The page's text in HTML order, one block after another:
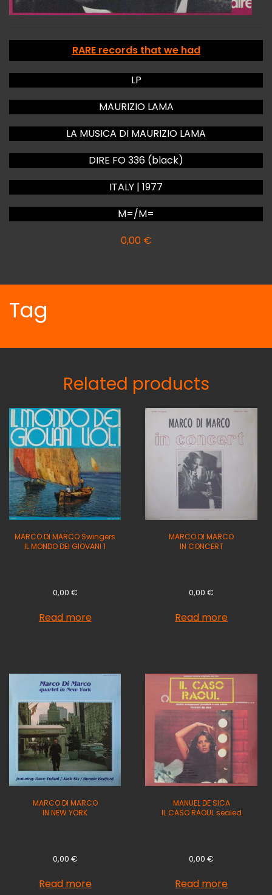
RARE records that we had
LP
MAURIZIO LAMA
LA MUSICA DI MAURIZIO LAMA
DIRE FO 336 (black)
ITALY | 1977
M=/M=
0,00 €
Tag
Related products
MARCO DI MARCO Swingers
IL MONDO DEI GIOVANI 1
0,00 €
Read more
MARCO DI MARCO
IN CONCERT
0,00€
Read more
MARCO DI MARCO
IN NEW YORK
0,00 €
Read more
MANUEL DE SICA
IL CASO RAOUL sealed
0,00€
Read more